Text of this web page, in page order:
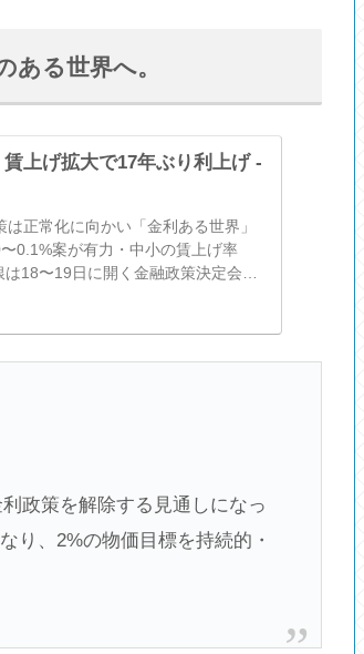
ある世界へ。
上げ拡大で17年ぶり利上げ -
正常化に向かい「金利ある世界」
0.1%案が有力・中小の賃上げ率
18〜19日に開く金融政策決定会合
政策を解除する見通しになっ
り、2%の物価目標を持続的・